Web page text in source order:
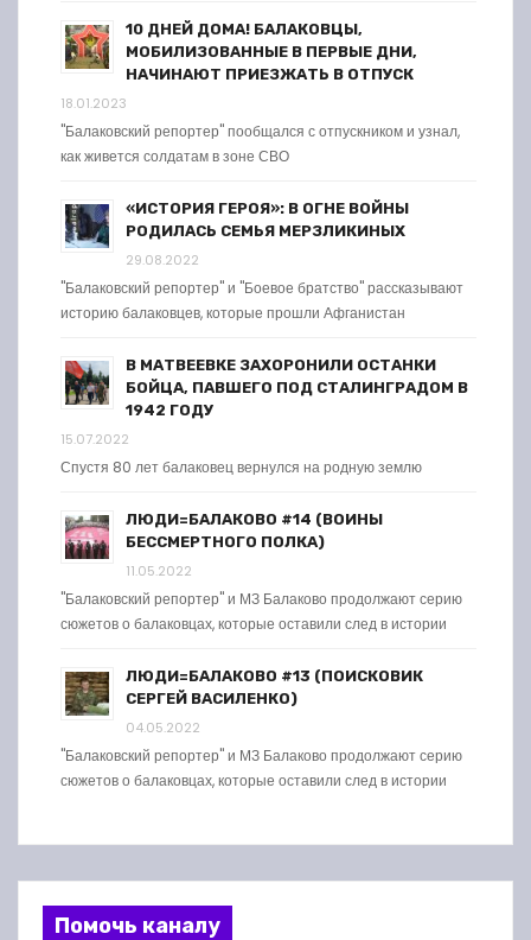
10 ДНЕЙ ДОМА! БАЛАКОВЦЫ,
МОБИЛИЗОВАННЫЕ В ПЕРВЫЕ ДНИ,
НАЧИНАЮТ ПРИЕЗЖАТЬ В ОТПУСК
18.01.2023
"Балаковский репортер" пообщался с отпускником и узнал,
как живется солдатам в зоне СВО
«ИСТОРИЯ ГЕРОЯ»: В ОГНЕ ВОЙНЫ
РОДИЛАСЬ СЕМЬЯ МЕРЗЛИКИНЫХ
29.08.2022
"Балаковский репортер" и "Боевое братство" рассказывают
историю балаковцев, которые прошли Афганистан
В МАТВЕЕВКЕ ЗАХОРОНИЛИ ОСТАНКИ
БОЙЦА, ПАВШЕГО ПОД СТАЛИНГРАДОМ В
1942 ГОДУ
15.07.2022
Спустя 80 лет балаковец вернулся на родную землю
ЛЮДИ=БАЛАКОВО #14 (ВОИНЫ
БЕССМЕРТНОГО ПОЛКА)
11.05.2022
"Балаковский репортер" и МЗ Балаково продолжают серию
сюжетов о балаковцах, которые оставили след в истории
ЛЮДИ=БАЛАКОВО #13 (ПОИСКОВИК
СЕРГЕЙ ВАСИЛЕНКО)
04.05.2022
"Балаковский репортер" и МЗ Балаково продолжают серию
сюжетов о балаковцах, которые оставили след в истории
Помочь каналу